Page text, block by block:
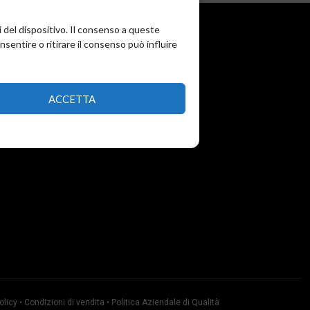
del dispositivo. Il consenso a queste
o ritirare il consenso può influire
ACCETTA
• Condizioni di vendita • Politica Aziendale di Qualità